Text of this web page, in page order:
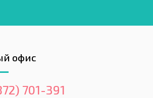
офис
701-391